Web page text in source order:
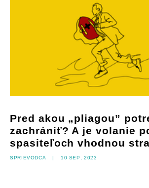
Pred akou „pliagou”
zachrániť? A je volanie
spasiteľoch vhodnou
Sprievodca | 10 sep, 2023